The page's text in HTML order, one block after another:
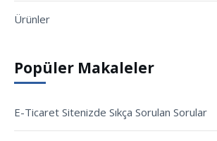
Ürünler
Popüler Makaleler
E-Ticaret Sitenizde Sıkça Sorulan Sorular